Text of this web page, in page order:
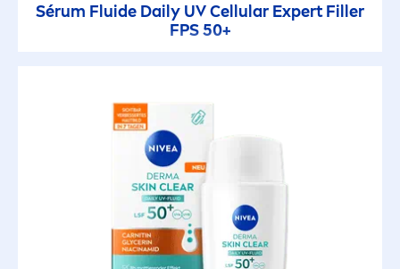
Sérum Fluide Daily UVCellular ExpertFiller
FPS 50+